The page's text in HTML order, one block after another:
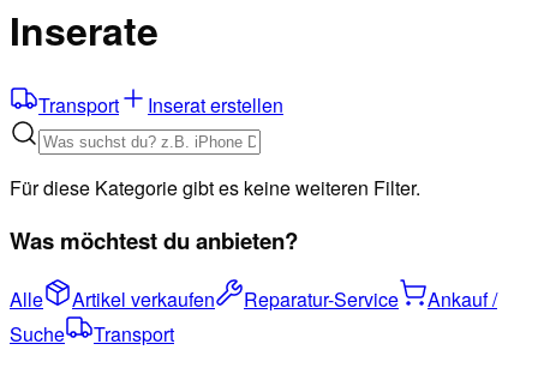
Inserate
Transport Inserat erstellen
Für diese Kategorie gibt es keine weiteren Filter.
Was möchtest du anbieten?
Alle Artikel verkaufen Reparatur-Service
Ankauf /
Suche
Transport